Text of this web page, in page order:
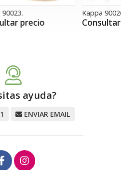
Kappa 90026.
Consultar precio
ayuda?
ENVIAR EMAIL